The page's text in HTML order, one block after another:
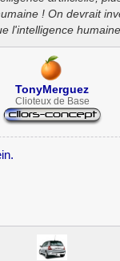
! On devrait
l'intelligence
TonyMerguez
Clioteux de Base